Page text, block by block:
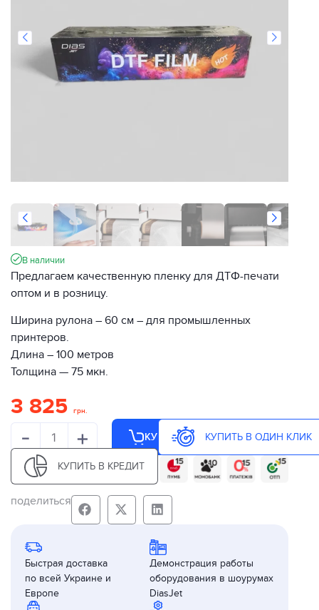
В наличии
Предлагаем качественную пленку для ДТФ-печати
оптом и в розницу.
Ширина рулона – 60 см – для промышленных
принтеров.
Длина – 100 метров
Толщина — 75 мкн.
3 825 грн.
- + КУПИТЬ КУПИТЬ В ОДИН КЛИК
КУПИТЬ В КРЕДИТ
поделиться
Быстрая доставка
по всей Украине и
Европе
Демонстрация работы
оборудования в шоурумах
DiasJet